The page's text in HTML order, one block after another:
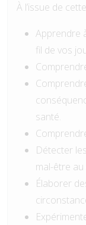
À l’issue de
Apprendre
fil de vos
santé.
Détecter
mal-être au
Élaborer